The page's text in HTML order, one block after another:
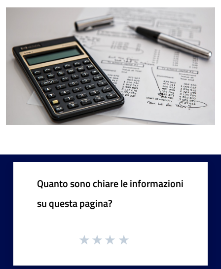
Quanto sono chiare le informazioni
su questa pagina?